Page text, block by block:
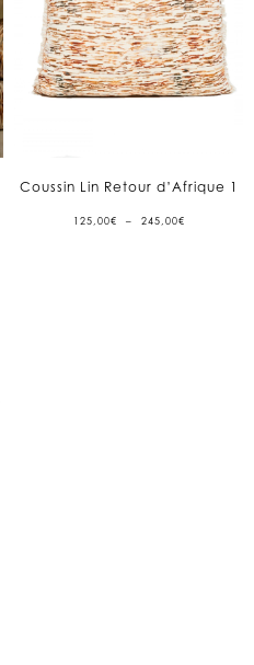
Coussin Lin Retour d’Afrique 1
125,00€ – 245,00€PLAGE
DE